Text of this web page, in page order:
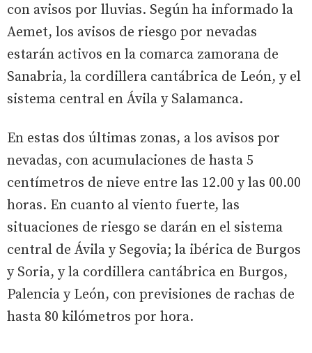
con avisos por lluvias. Según ha informado la
Aemet, los avisos de riesgo por nevadas
estarán activos en la comarca zamorana de
Sanabria, la cordillera cantábrica de León, y el
sistema central en Ávila y Salamanca.
En estas dos últimas zonas, a los avisos por
nevadas, con acumulaciones de hasta 5
centímetros de nieve entre las 12.00 y las 00.00
horas. En cuanto al viento fuerte, las
situaciones de riesgo se darán en el sistema
central de Ávila y Segovia; la ibérica de Burgos
y Soria, y la cordillera cantábrica en Burgos,
Palencia y León, con previsiones de rachas de
hasta 80 kilómetros por hora.